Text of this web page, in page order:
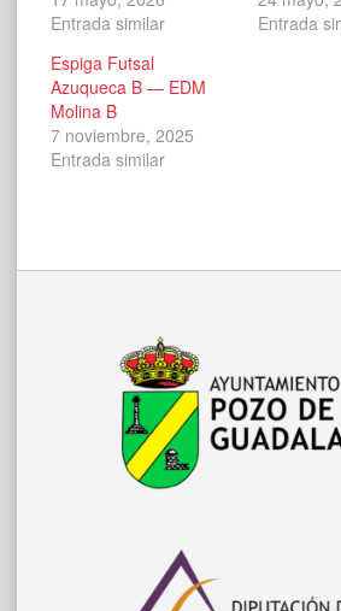
Entrada similar
Entrada
Espiga Futsal
Azuqueca B — EDM
Molina B
7 noviembre, 2025
Entrada similar